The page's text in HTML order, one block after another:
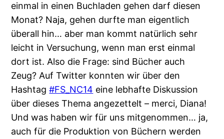
einmal in einen Buchladen gehen darf diesen
Monat? Naja, gehen durfte man eigentlich
überall hin… aber man kommt natürlich sehr
leicht in Versuchung, wenn man erst einmal
dort ist. Also die Frage: sind Bücher auch
Zeug? Auf Twitter konnten wir über den
Hashtag#FS_NC14 eine lebhafte Diskussion
über dieses Thema angezettelt – merci, Diana!
Und was haben wir für uns mitgenommen… ja,
auch für die Produktion von Büchern werden